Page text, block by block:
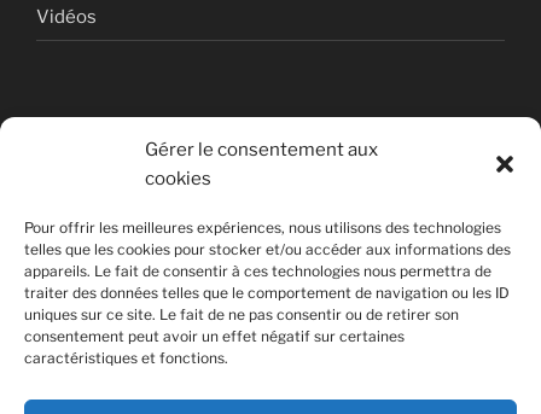
Gérer le consentement aux
cookies
Pour offrir les meilleures expériences, nous utilisons des technologies
telles que les cookies pour stocker et/ou accéder aux informations des
appareils. Le fait de consentir à ces technologies nous permettra de
traiter des données telles que le comportement de navigation ou les ID
uniques sur ce site. Le fait de ne pas consentir ou de retirer son
consentement peut avoir un effet négatif sur certaines
caractéristiques et fonctions.
Vidéos
© Copyright Quentin PETITEVILLE
France - 2008 - 2025
All Rights Reserved
Non affilié à la SACEM